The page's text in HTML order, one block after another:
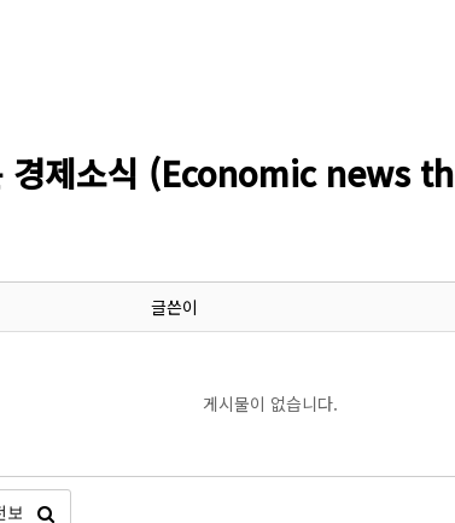
경제소식 (Economic news
글쓴이
게시물이 없습니다.